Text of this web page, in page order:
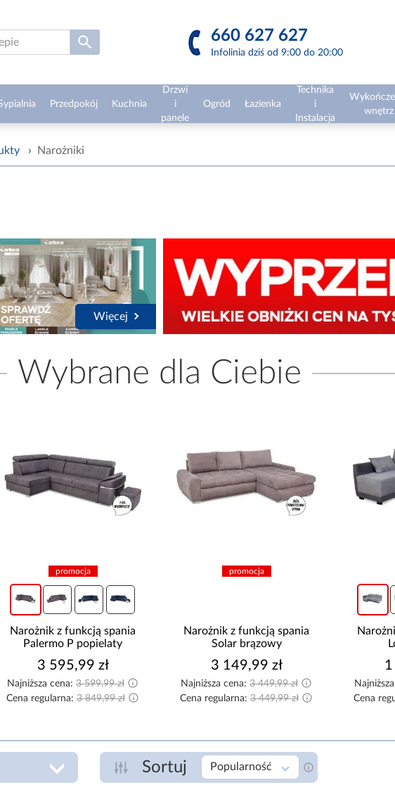
660 627 627
Infolinia dziś od 9:00 do 20:00
Przedpokój Kuchnia
Drzwi
i
panele
Ogród Łazienka
Technika
i
Instalacja
wnętrz
› Narożniki
Więcej
Wybrane dla Ciebie
promocja
Narożnik z funkcją spania
Palermo P popielaty
3 595,99 zł
Najniższa cena: 3 599,99 zł
Cena regularna: 3 849,99 zł
promocja
Narożnik z funkcją spania
Solar brązowy
3 149,99 zł
Najniższa cena: 3 449,99 zł
Cena regularna: 3 449,99 zł
1
Cena
Sortuj Popularność